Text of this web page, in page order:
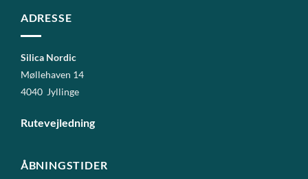
ADRESSE
Silica Nordic
Møllehaven 14
4040 Jyllinge
Rutevejledning
ÅBNINGSTIDER